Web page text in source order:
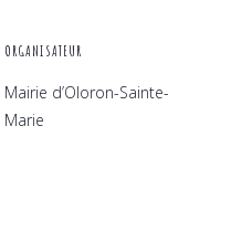
ORGANISATEUR
Mairie d’Oloron-Sainte-
Marie